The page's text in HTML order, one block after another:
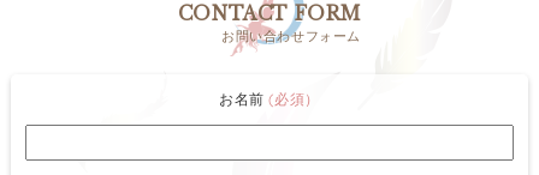
CONTACT FORM
お問い合わせフォーム
お名前(必須）